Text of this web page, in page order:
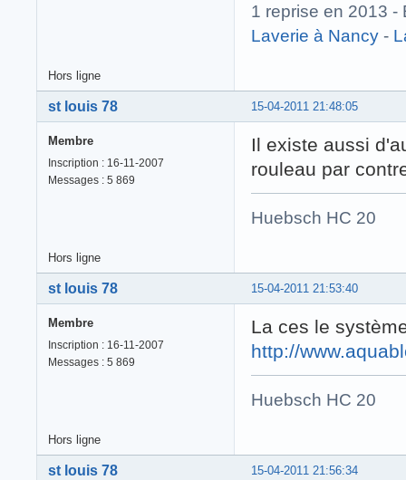
1 reprise en 2013 -
Laverie à Nancy -
Hors ligne
15-04-2011 21:48:05
st louis 78
Membre
Inscription : 16-11-2007
Messages : 5 869
Il existe aussi
rouleau par
Huebsch HC
Hors ligne
15-04-2011 21:53:40
st louis 78
Membre
Inscription : 16-11-2007
Messages : 5 869
La ces le
http://
Huebsch HC
Hors ligne
15-04-2011 21:56:34
st louis 78